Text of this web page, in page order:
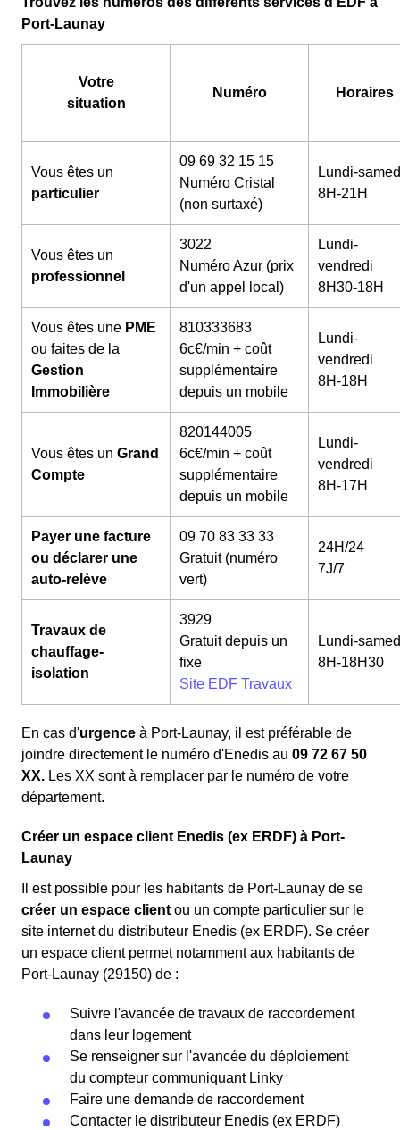
Port-Launay
Votre
situation
Numéro Horaires
Vous êtes un
particulier
09 69 32 15 15
Numéro Cristal
(non surtaxé)
Lundi-
8H-21H
Vous êtes un
professionnel
3022
Numéro Azur (prix
d'un appel local)
Lundi-
vendredi
8H30-18H
Vous êtes une PME
ou faites de la
Gestion
Immobilière
810333683
6c€/min + coût
supplémentaire
depuis un mobile
Lundi-
vendredi
8H-18H
Vous êtes un Grand
Compte
820144005
6c€/min + coût
supplémentaire
depuis un mobile
Lundi-
vendredi
8H-17H
Payer une facture
ou déclarer une
auto-relève
09 70 83 33 33
Gratuit (numéro
vert)
24H/24
7J/7
Travaux de
chauffage-
isolation
3929
Gratuit depuis un
fixe
Site EDF Travaux
Lundi-
8H-18H30
En cas d'urgence à Port-Launay, il est préférable de
joindre directement le numéro d'Enedis au 09 72 67 50
XX. Les XX sont à remplacer par le numéro de votre
département.
Créer un espace client Enedis (ex ERDF) à Port-
Launay
Il est possible pour les habitants de Port-Launay de se
créer un espace client ou un compte particulier sur le
site internet du distributeur Enedis (ex ERDF). Se créer
un espace client permet notamment aux habitants de
Port-Launay (29150) de :
Suivre l'avancée de travaux de raccordement
dans leur logement
Se renseigner sur l'avancée du déploiement
du compteur communiquant Linky
Faire une demande de raccordement
Contacter le distributeur Enedis (ex ERDF)